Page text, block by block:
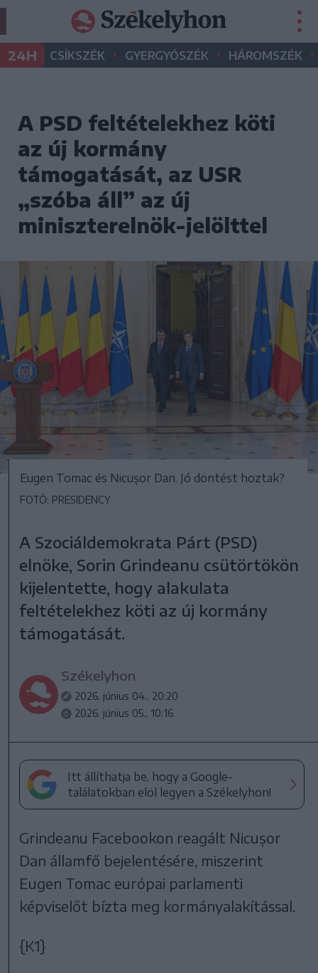
24H CSÍKSZÉK • GYERGYÓSZÉK • HÁROMSZÉK •
A PSD feltételekhez köti
az új kormány
támogatását, az USR
„szóba áll” az új
miniszterelnök-jelölttel
Eugen Tomac és Nicușor Dan. Jó döntést hoztak?
FOTÓ: PRESIDENCY
A Szociáldemokrata Párt (PSD)
elnöke, Sorin Grindeanu csütörtökön
kijelentette, hogy alakulata
feltételekhez köti az új kormány
támogatását.
Székelyhon
2026. június 04., 20:20
2026. június 05., 10:16
Itt állíthatja be, hogy a Google-
találatokban elöl legyen a Székelyhon!
Grindeanu Facebookon reagált Nicușor
Dan államfő bejelentésére, miszerint
Eugen Tomac európai parlamenti
képviselőt bízta meg kormányalakítással.
{K1}